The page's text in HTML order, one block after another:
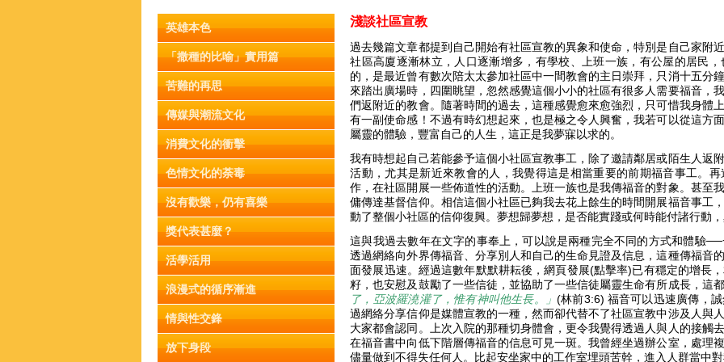
英雄本色
「撒種的比喻」實用篇
苦難的再思
傳媒與潮流文化
消費文化的衝擊
色情文化的荼毒
沒有歡樂，仍有喜樂
獎代表甚麼？
活學活用
浪漫式的循序漸進
情與性交鋒
放下身段
淺談社區宣教
過去幾篇文章都提到自己開始有社區宣教的異象和使命，特別是自己家附
社區高廈逐漸林立，人口逐漸增多，有學校、上班一族，有公屋的居民
的，是最近曾有數次陪太太參加社區中一間教會的主日崇拜，只消十五分
來踏出廣場時，四圍眺望，忽然感覺這個小小的社區有很多人需要福音，
們返附近的教會。隨著時間的過去，這種感覺愈來愈強烈，只可惜我身體
有一副使命感！不過有時幻想起來，也是極之令人興奮，我若可以從這方
屬靈的體驗，豐富自己的人生，這正是我夢寐以求的。
我有時想起自己若能參予這個小社區宣教事工，除了邀請鄰居或陌生人返
活動，尤其是新近來教會的人，我覺得這是相當重要的前期福音事工。
作，在社區開展一些佈道性的活動。上班一族也是我傳福音的對象。甚至
傭傳達基督信仰。相信這個小社區已夠我去花上餘生的時間開展福音事工
動了整個小社區的信仰復興。夢想歸夢想，是否能實踐或何時能付諸行動
這與我過去數年在文字的事奉上，可以說是兩種完全不同的方式和體驗
透過網絡向外界傳福音、分享別人和自己的生命見證及信息，這種傳福音
面發展迅速。經過這數年默默耕耘後，網頁發展(點擊率)已有穩定的增長
籽，也安慰及鼓勵了一些信徒，並協助了一些信徒屬靈生命有所成長，這
了，亞波羅澆灌了，惟有神叫他生長。」(林前3:6) 福音可以迅速廣傳，
過網絡分享信仰是媒體宣教的一種，然而卻代替不了社區宣教中涉及人與
大家都會認同。上次入院的那種切身體會，更令我覺得透過人與人的接觸
在福音書中向低下階層傳福音的信息可見一斑。我曾經坐過辦公室，處理
儘量做到不得失任何人。比起安坐家中的工作室埋頭苦幹，進入人群當中